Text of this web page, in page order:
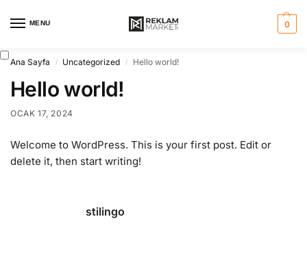
MENU 0
Ana Sayfa / Uncategorized / Hello world!
Hello world!
OCAK 17, 2024
Welcome to WordPress. This is your first post. Edit or
delete it, then start writing!
stilingo